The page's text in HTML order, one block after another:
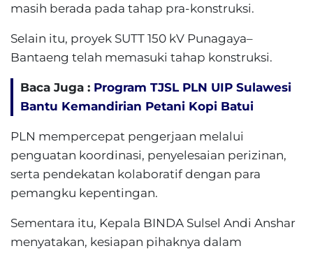
masih berada pada tahap pra-konstruksi.
Selain itu, proyek SUTT 150 kV Punagaya–
Bantaeng telah memasuki tahap konstruksi.
Baca Juga : Program TJSL PLN UIP Sulawesi
Bantu Kemandirian Petani Kopi Batui
PLN mempercepat pengerjaan melalui
penguatan koordinasi, penyelesaian perizinan,
serta pendekatan kolaboratif dengan para
pemangku kepentingan.
Sementara itu, Kepala BINDA Sulsel Andi Anshar
menyatakan, kesiapan pihaknya dalam